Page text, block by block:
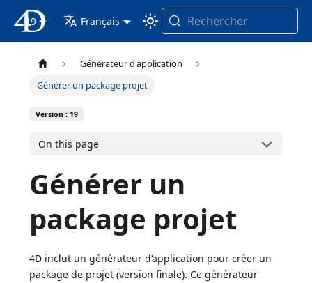
4D Documentation
19 Français Rechercher
Générateur d'application
Générer un package projet
Version : 19
On this page
Générer un
package projet
4D inclut un générateur d’application pour créer un
package de projet (version finale). Ce générateur